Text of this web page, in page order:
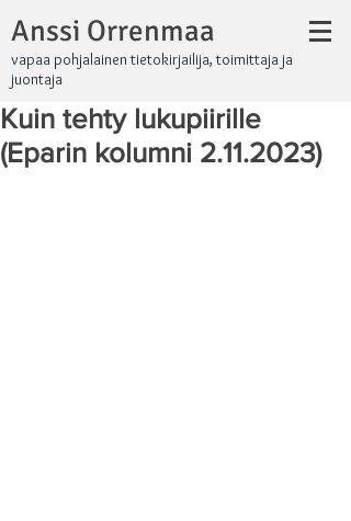
Anssi Orrenmaa
vapaa pohjalainen tietokirjailija, toimittaja ja
juontaja
Kuin tehty lukupiirille
(Eparin kolumni 2.11.2023)